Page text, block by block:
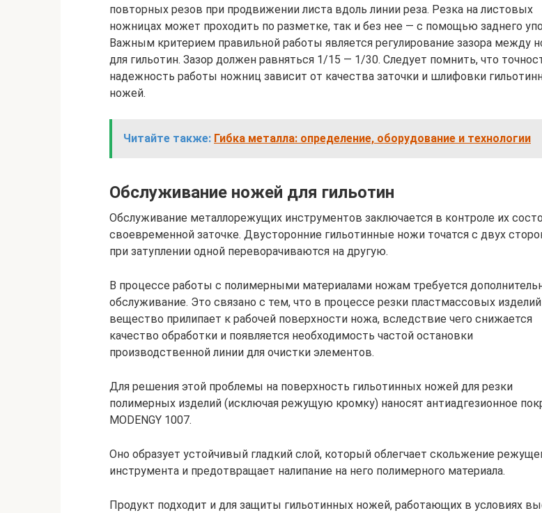
повторных резов при продвижении листа вдоль линии реза. Резка на листовых
ножницах может проходить по разметке, так и без нее — с помощью заднего
Важным критерием правильной работы является регулирование зазора между
для гильотин. Зазор должен равняться 1/15 — 1/30. Следует помнить, что
надежность работы ножниц зависит от качества заточки и шлифовки
ножей.
Читайте также: Гибка металла: определение, оборудование и технологии
Обслуживание ножей для гильотин
Обслуживание металлорежущих инструментов заключается в контроле их
своевременной заточке. Двусторонние гильотинные ножи точатся с двух
при затуплении одной переворачиваются на другую.
В процессе работы с полимерными материалами ножам требуется
обслуживание. Это связано с тем, что в процессе резки пластмассовых изделий
вещество прилипает к рабочей поверхности ножа, вследствие чего снижается
качество обработки и появляется необходимость частой остановки
производственной линии для очистки элементов.
Для решения этой проблемы на поверхность гильотинных ножей для резки
полимерных изделий (исключая режущую кромку) наносят антиадгезионное
MODENGY 1007.
Оно образует устойчивый гладкий слой, который облегчает скольжение
инструмента и предотвращает налипание на него полимерного материала.
Продукт подходит и для защиты гильотинных ножей, работающих в условиях